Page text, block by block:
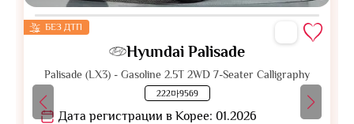
БЕЗ ДТП
Hyundai Palisade
Palisade (LX3) - Gasoline 2.5T 2WD 7-Seater Calligraphy
222마9569
Дата регистрации в Корее: 01.2026